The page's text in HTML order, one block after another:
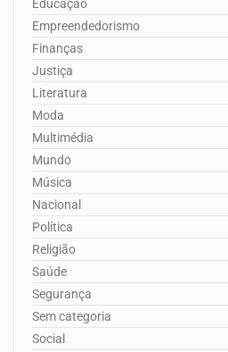
Educação
Empreendedorismo
Finanças
Justiça
Literatura
Moda
Multimédia
Mundo
Música
Nacional
Política
Religião
Saúde
Segurança
Sem categoria
Social